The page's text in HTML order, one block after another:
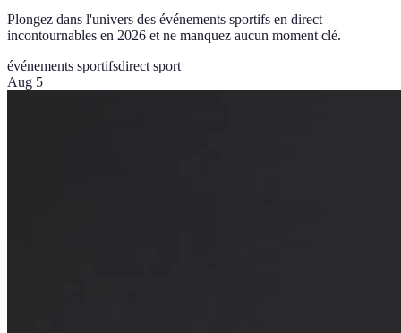
Plongez dans l'univers des événements sportifs en direct
incontournables en 2026 et ne manquez aucun moment clé.
événements sportifsdirect sport
Aug 5